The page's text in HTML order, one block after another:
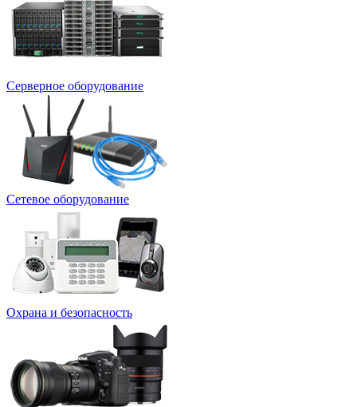
Серверное оборудование
Сетевое оборудование
Охрана и безопасность